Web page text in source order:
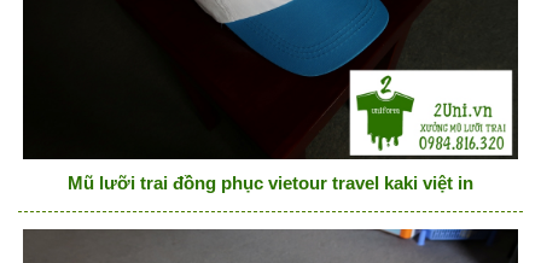
Mũ lưỡi trai đồng phục vietour travel kaki việt in